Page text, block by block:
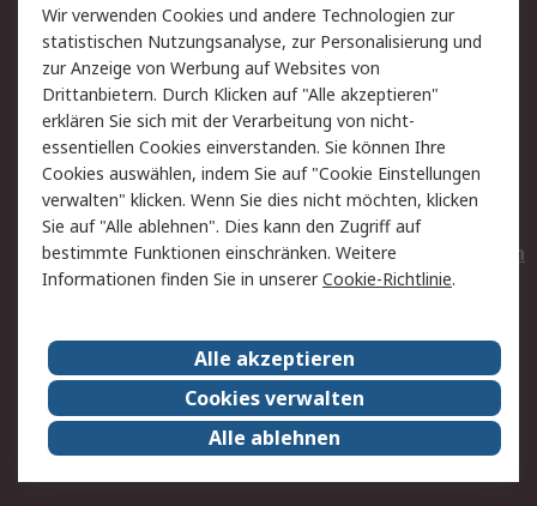
Rücksendungen
Kontakt
Hilfe
Privatkunden
Rechtliches
AGB
Datenschutz
Cookie-Richtlinie
Zahlungsbedingungen
Copyright/Impressum
Entsorgung
Elektrogeräte/Batterien
RS weltweit
Karriere bei RS
Nachhaltigkeit
Qualität/Umwelt/ZertifikatePresse-Center
Event-Center
Wir verwenden Cookies und andere Technologien zur
statistischen Nutzungsanalyse, zur Personalisierung und
zur Anzeige von Werbung auf Websites von
Drittanbietern. Durch Klicken auf "Alle akzeptieren"
erklären Sie sich mit der Verarbeitung von nicht-
essentiellen Cookies einverstanden. Sie können Ihre
Cookies auswählen, indem Sie auf "Cookie Einstellungen
verwalten" klicken. Wenn Sie dies nicht möchten, klicken
Sie auf "Alle ablehnen". Dies kann den Zugriff auf
bestimmte Funktionen einschränken. Weitere
Informationen finden Sie in unsererCookie-Richtlinie.
Alle akzeptieren
Cookies verwalten
Alle ablehnen